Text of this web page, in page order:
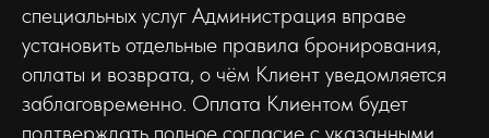
специальных услуг Администрация вправе
установить отдельные правила бронирования,
оплаты и возврата, о чём Клиент уведомляется
заблаговременно. Оплата Клиентом будет
подтверждать полное согласие с указанными